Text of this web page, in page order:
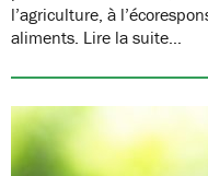
l’agriculture, à
aliments. Lire la suite…